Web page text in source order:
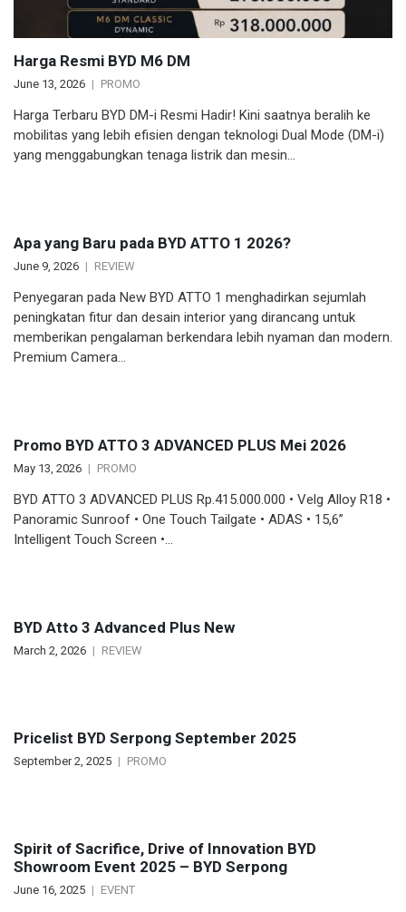
Harga Resmi BYD M6 DM
June 13, 2026 PROMO
Harga Terbaru BYD DM-i Resmi Hadir! Kini saatnya beralih ke
mobilitas yang lebih efisien dengan teknologi Dual Mode (DM-i)
yang menggabungkan tenaga listrik dan mesin…
Apa yang Baru pada BYD ATTO 1 2026?
June 9, 2026 REVIEW
Penyegaran pada New BYD ATTO 1 menghadirkan sejumlah
peningkatan fitur dan desain interior yang dirancang untuk
memberikan pengalaman berkendara lebih nyaman dan modern.
Premium Camera…
Promo BYD ATTO 3 ADVANCED PLUS Mei 2026
May 13, 2026 PROMO
BYD ATTO 3 ADVANCED PLUS Rp.415.000.000 • Velg Alloy R18 •
Panoramic Sunroof • One Touch Tailgate • ADAS • 15,6”
Intelligent Touch Screen •…
BYD Atto 3 Advanced Plus New
March 2, 2026 REVIEW
Pricelist BYD Serpong September 2025
September 2, 2025 PROMO
Spirit of Sacrifice, Drive of Innovation BYD
Showroom Event 2025 – BYD Serpong
June 16, 2025 EVENT